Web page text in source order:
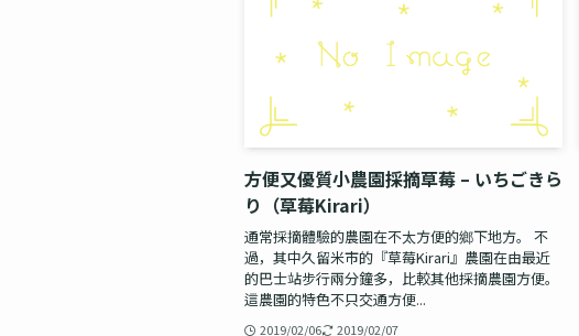
方便又優質小農園採摘草莓 – いちごきら
り（草莓Kirari）
通常採摘體驗的農園在不太方便的鄉下地方。 不
過，其中久留米市的『草莓Kirari』農園在由最近
的巴士站步行兩分鐘多，比較其他採摘農園方便。
這農園的特色不只交通方便...
2019/02/06 2019/02/07